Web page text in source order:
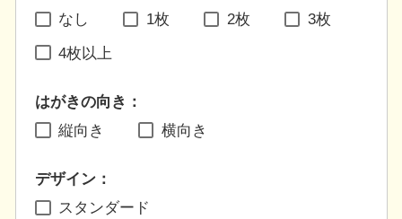
なし
1枚 2枚 3枚
4枚以上
はがきの向き：
縦向き
横向き
デザイン：
スタンダード